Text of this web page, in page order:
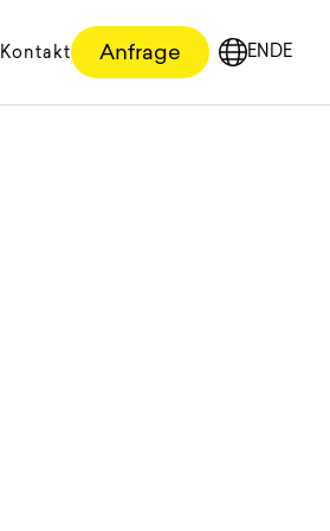
Kontakt Anfrage EN
English
DE